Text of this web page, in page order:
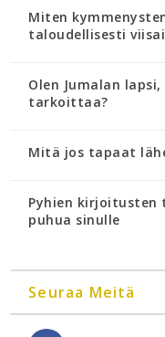
Miten
taloudellisesti
Olen Jumalan
tarkoittaa?
Mitä jos tapaat
Pyhien kirjoitusten
puhua sinulle
Seuraa Meitä